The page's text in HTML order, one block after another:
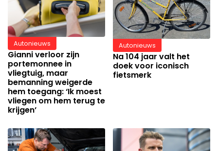
Autonieuws
Gianni verloor zijn
portemonnee in
vliegtuig, maar
bemanning weigerde
hem toegang: ‘Ik moest
vliegen om hem terug te
krijgen’
Autonieuws
Na 104 jaar valt het
doek voor iconisch
fietsmerk